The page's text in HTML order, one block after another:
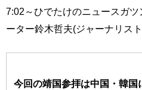
7:02～ひでたけのニュースガ
ーター鈴木哲夫(ジャーナリス
今回の靖国参拝は中国・韓国